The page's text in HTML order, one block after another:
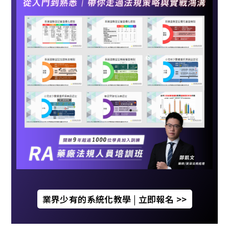
業界少有的系統化教學 | 立即報名 >>